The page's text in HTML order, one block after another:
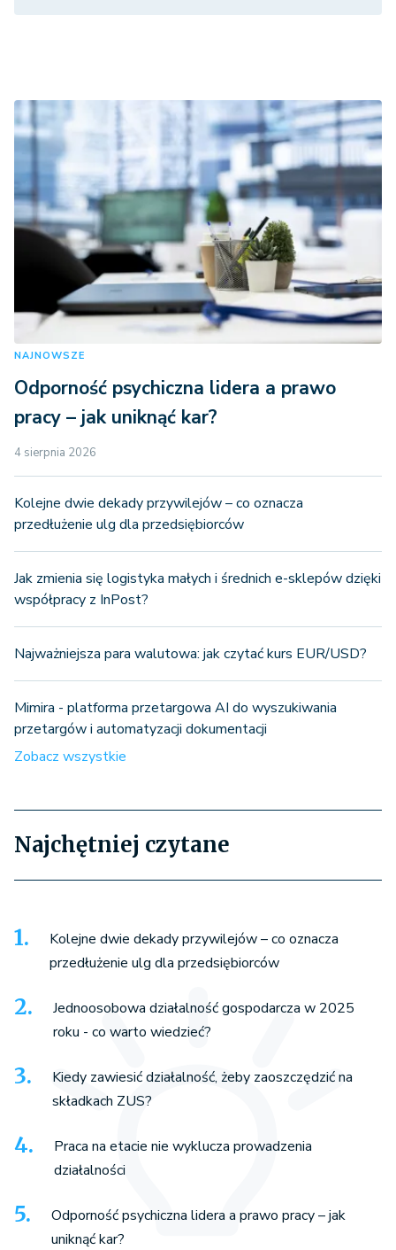
NAJNOWSZE
Odporność psychiczna lidera a prawo
pracy – jak uniknąć kar?
4 sierpnia 2026
Kolejne dwie dekady przywilejów – co oznacza
przedłużenie ulg dla przedsiębiorców
Jak zmienia się logistyka małych i średnich e-sklepów dzięki
współpracy z InPost?
Najważniejsza para walutowa: jak czytać kurs EUR/USD?
Mimira - platforma przetargowa AI do wyszukiwania
przetargów i automatyzacji dokumentacji
Zobacz wszystkie
Najchętniej czytane
Kolejne dwie dekady przywilejów – co oznacza
przedłużenie ulg dla przedsiębiorców
Jednoosobowa działalność gospodarcza w 2025
roku - co warto wiedzieć?
Kiedy zawiesić działalność, żeby zaoszczędzić na
składkach ZUS?
Praca na etacie nie wyklucza prowadzenia
działalności
Odporność psychiczna lidera a prawo pracy – jak
uniknąć kar?